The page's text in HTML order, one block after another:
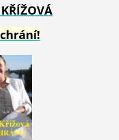
KŘÍŽOVÁ